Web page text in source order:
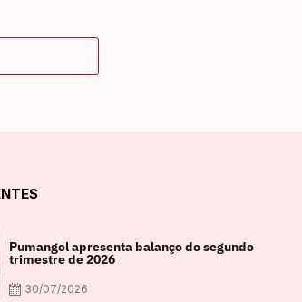
Pumangol apresenta balanço do segundo
trimestre de 2026
30/07/2026